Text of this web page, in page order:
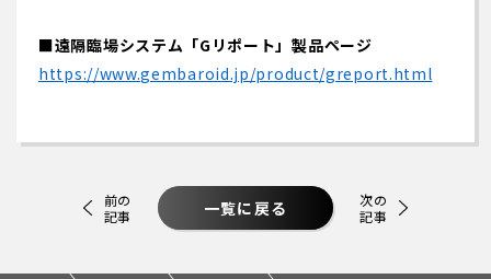
■遠隔臨場システム「Gリポート」製品ページ
https://www.gembaroid.jp/product/greport.html
前の
記事
一覧に戻る
次の
記事